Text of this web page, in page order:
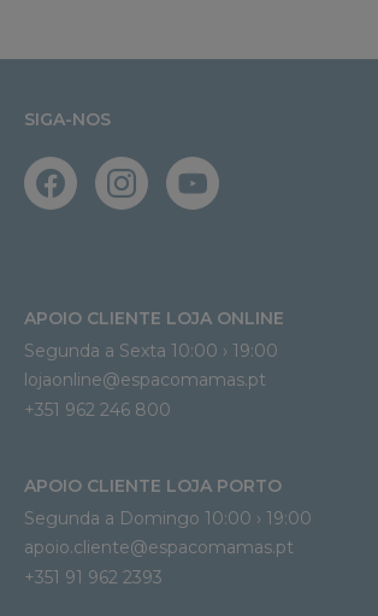
SIGA-NOS
APOIO CLIENTE LOJA ONLINE
Segunda a Sexta 10:00 › 19:00
lojaonline@espacomamas.pt
+351 962 246 800
APOIO CLIENTE LOJA PORTO
Segunda a Domingo 10:00 › 19:00
apoio.cliente@espacomamas.pt
+351 91 962 2393